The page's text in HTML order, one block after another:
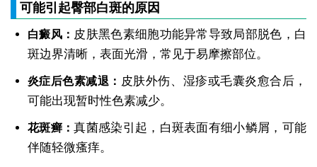
可能引起臀部白斑的原因
白癜风： 皮肤黑色素细胞功能异常导致局部脱色，白
斑边界清晰，表面光滑，常见于易摩擦部位。
炎症后色素减退： 皮肤外伤、湿疹或毛囊炎愈合后，
可能出现暂时性色素减少。
花斑癣：真菌感染引起，白斑表面有细小鳞屑，可能
伴随轻微瘙痒。